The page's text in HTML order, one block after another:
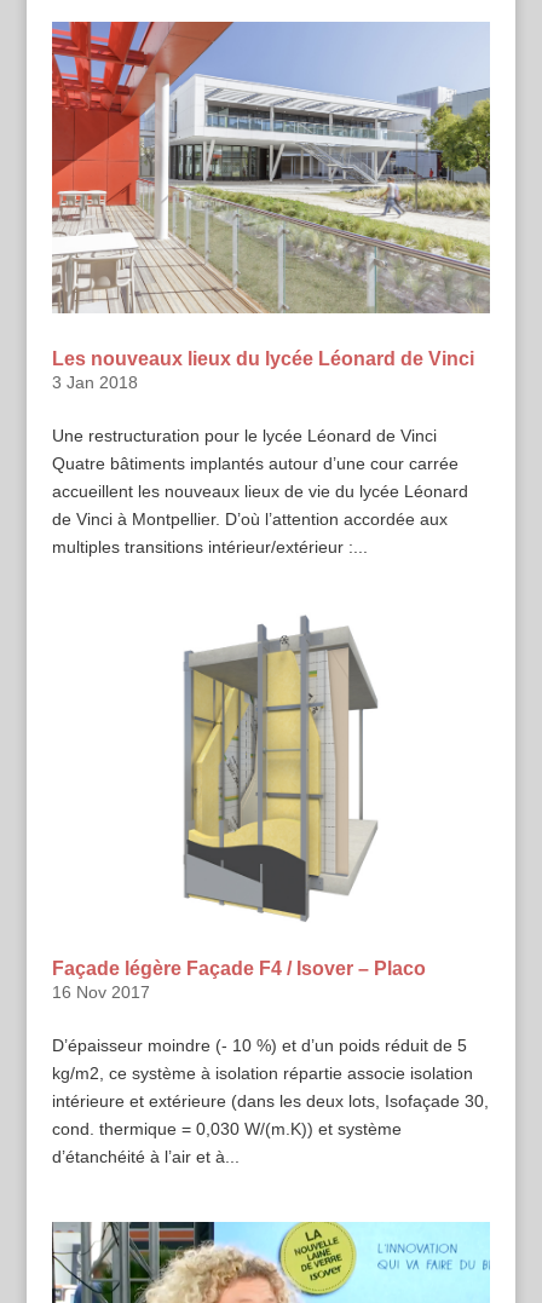
Les nouveaux lieux du lycée Léonard de Vinci
3 Jan 2018
Une restructuration pour le lycée Léonard de Vinci
Quatre bâtiments implantés autour d’une cour carrée
accueillent les nouveaux lieux de vie du lycée Léonard
de Vinci à Montpellier. D’où l’attention accordée aux
multiples transitions intérieur/extérieur :...
Façade légère Façade F4 / Isover – Placo
16 Nov 2017
D’épaisseur moindre (- 10 %) et d’un poids réduit de 5
kg/m2, ce système à isolation répartie associe isolation
intérieure et extérieure (dans les deux lots, Isofaçade 30,
cond. thermique = 0,030 W/(m.K)) et système
d’étanchéité à l’air et à...